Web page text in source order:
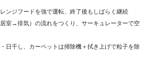
ンジフードを強で運転、終了後もしばらく継続
室→排気）の流れをつくり、サーキュレーターで空
日干し、カーペットは掃除機＋拭き上げで粒子を除